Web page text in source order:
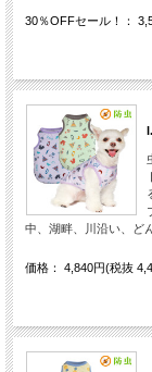
30％OFFセール！：
中、湖畔、川沿い、ど
価格： 4,840円(税抜